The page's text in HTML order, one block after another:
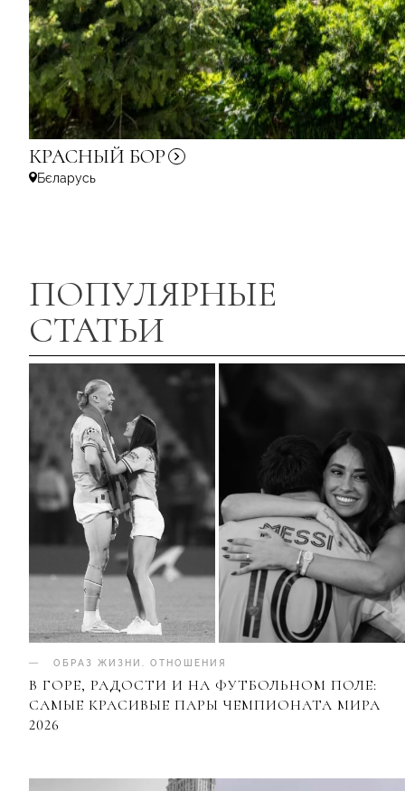
КРАСНЫЙ БОР
Бєларусь
ПОПУЛЯРНЫЕ
СТАТЬИ
ОБРАЗ ЖИЗНИ ОТНОШЕНИЯ
В ГОРЕ, РАДОСТИ И НА ФУТБОЛЬНОМ ПОЛЕ:
САМЫЕ КРАСИВЫЕ ПАРЫ ЧЕМПИОНАТА МИРА
2026